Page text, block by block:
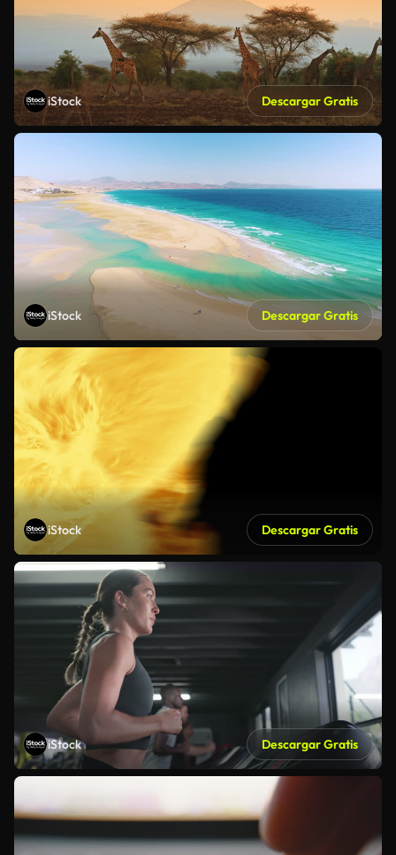
iStock Descargar Gratis
iStock Descargar Gratis
iStock Descargar Gratis
iStock Descargar Gratis